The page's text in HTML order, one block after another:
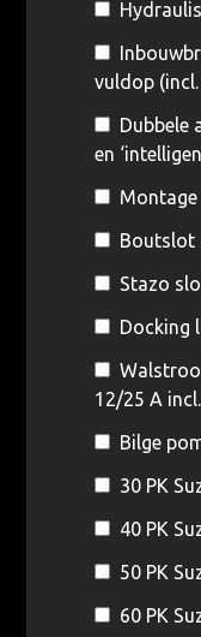
vuldop
Dubbele
en
Montage
Boutslot
Stazo
Docking
12/25 A
Bilge
30 PK
40 PK
50 PK
60 PK